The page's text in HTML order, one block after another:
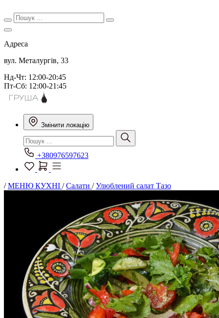
Адреса
вул. Металургів, 33
Нд-Чт: 12:00-20:45
Пт-Сб: 12:00-21:45
Змінити локацію
+380976597623
/МЕНЮ КУХНІ /Салати /Улюблений салат Тазо